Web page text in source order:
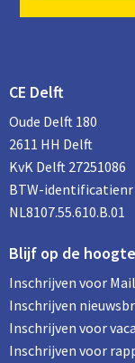
CE Delft
Oude Delft 180
2611 HH Delft
KvK Delft 27251086
BTW-identificatienr
NL8107.55.610.B.01
Blijf op de hoogte
Inschrijven voor
Inschrijven
Inschrijven voor
Inschrijven voor